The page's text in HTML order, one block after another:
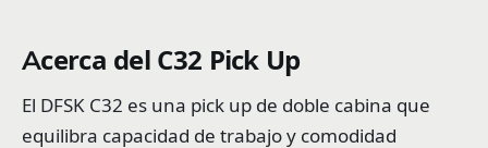
Acerca del C32 Pick Up
El DFSK C32 es una pick up de doble cabina que
equilibra capacidad de trabajo y comodidad